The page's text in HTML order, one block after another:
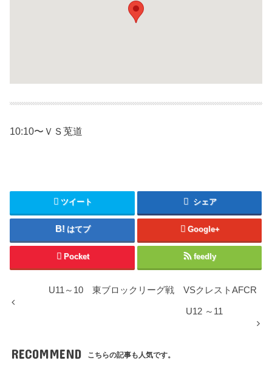
10:10〜ＶＳ莵道
ツイート シェア
はてブ Google+
Pocket feedly
U11～10 東ブロックリーグ戦 VSクレストAFCR
U12 ～11
RECOMMEND こちらの記事も人気です。